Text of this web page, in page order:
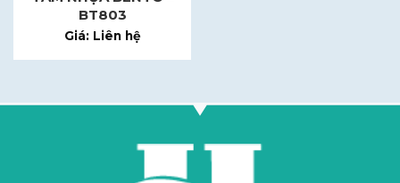
BT803
Giá: Liên hệ